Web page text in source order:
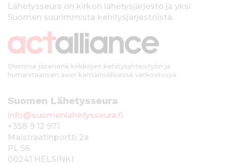
kLähetysseura on kirkon lähetysjärjestö ja yksi
Suomen suurimmista kehitysjärjestöistä.
Olemme jäsenenä kirkkojen kehitysyhteistyön ja
humanitaarisen avun kansainvälisessä verkostossa.
Suomen Lähetysseura
info@suomenlahetysseura.fi
+358 9 12 971
Maistraatinportti 2a
PL 56
00241 HELSINKI